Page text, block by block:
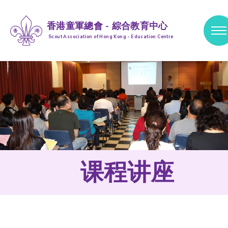
香港童軍總會 - 綜合教育中心
Scout Association of Hong Kong - Education Centre
跳到内容 (按输入键)
课程讲座